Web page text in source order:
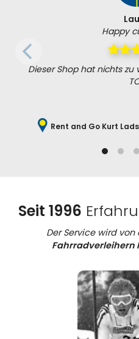
Happy
Dieser Shop hat nichts zu
Rent and Go Kurt
Seit 1996
Der Service wird
Fahrradverleihern